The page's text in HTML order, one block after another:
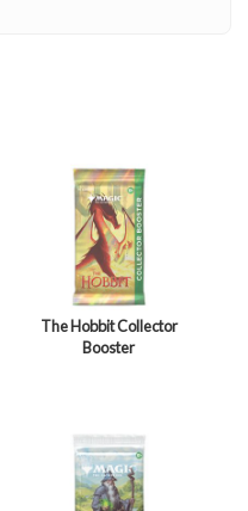
The Hobbit Collector
Booster